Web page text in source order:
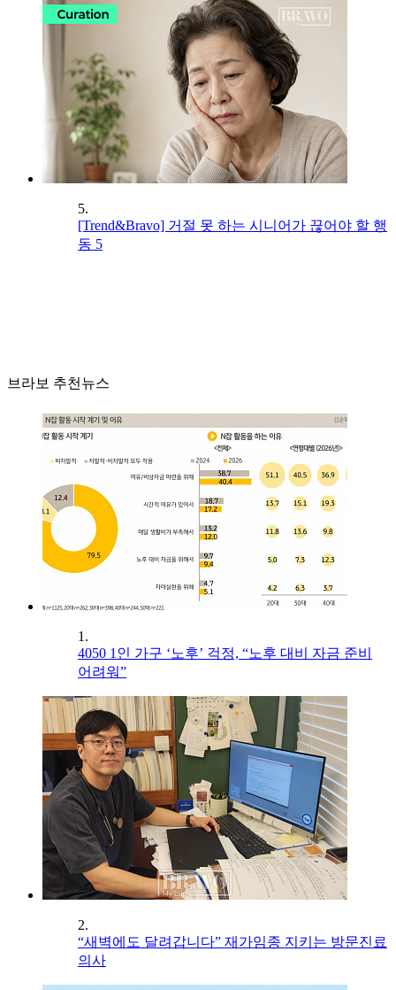
5.
[Trend&Bravo] 거절 못 하는 시니어가 끊어야 할 행
동 5
브라보 추천뉴스
1.
4050 1인 가구 ‘노후’ 걱정, “노후 대비 자금 준비
어려워”
2.
“새벽에도 달려갑니다” 재가임종 지키는 방문진료
의사